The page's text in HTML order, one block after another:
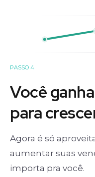
PASSO 4
Você
para
Agora é só
aumentar suas
importa pra você.